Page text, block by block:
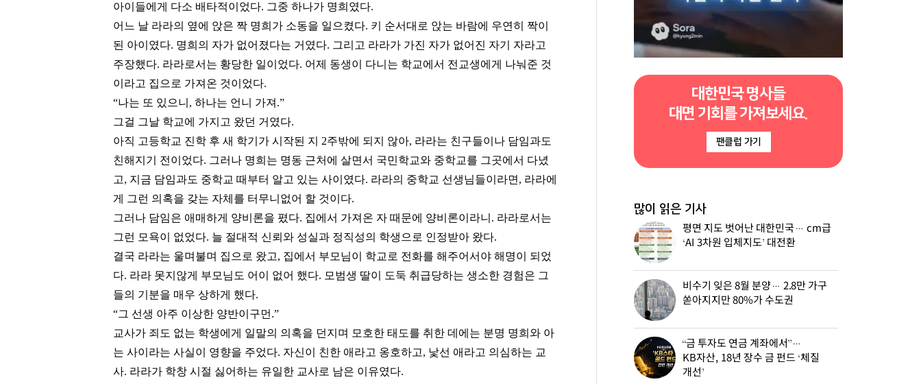
아이들에게 다소 배타적이었다. 그중 하나가 명희였다.
어느 날 라라의 옆에 앉은 짝 명희가 소동을 일으켰다. 키 순서대로 앉는 바람에 우연히 짝이
된 아이였다. 명희의 자가 없어졌다는 거였다. 그리고 라라가 가진 자가 없어진 자기 자라고
주장했다. 라라로서는 황당한 일이었다. 어제 동생이 다니는 학교에서 전교생에게 나눠준 것
이라고 집으로 가져온 것이었다.
“나는 또 있으니 , 하나는 언니 가져 .”
그걸 그날 학교에 가지고 왔던 거였다.
아직 고등학교 진학 후 새 학기가 시작된 지 2주밖에 되지 않아, 라라는 친구들이나 담임과도
친해지기 전이었다. 그러나 명희는 명동 근처에 살면서 국민학교와 중학교를 그곳에서 다녔
고, 지금 담임과도 중학교 때부터 알고 있는 사이였다. 라라의 중학교 선생님들이라면 , 라라에
게 그런 의혹을 갖는 자체를 터무니없어 할 것이다.
그러나 담임은 애매하게 양비론을 폈다. 집에서 가져온 자 때문에 양비론이라니 . 라라로서는
그런 모욕이 없었다. 늘 절대적 신뢰와 성실과 정직성의 학생으로 인정받아 왔다.
결국 라라는 울며불며 집으로 왔고, 집에서 부모님이 학교로 전화를 해주어서야 해명이 되었
다. 라라 못지않게 부모님도 어이 없어 했다. 모범생 딸이 도둑 취급당하는 생소한 경험은 그
들의 기분을 매우 상하게 했다.
“그 선생 아주 이상한 양반이구먼 .”
교사가 죄도 없는 학생에게 일말의 의혹을 던지며 모호한 태도를 취한 데에는 분명 명희와 아
는 사이라는 사실이 영향을 주었다. 자신이 친한 애라고 옹호하고, 낯선 애라고 의심하는 교
사. 라라가 학창 시절 싫어하는 유일한 교사로 남은 이유였다.
대한민국 명사들
대면 기회를 가져보세요.
팬클럽 가기
많이 읽은 기사
평면 지도 벗어난 대한민국… cm급
‘AI 3차원 입체지도’ 대전환
비수기 잊은 8월 분양… 2.8만 가구
쏟아지지만 80%가 수도권
“금 투자도 연금 계좌에서”…
KB자산, 18년 장수 금 펀드 ‘체질
개선’